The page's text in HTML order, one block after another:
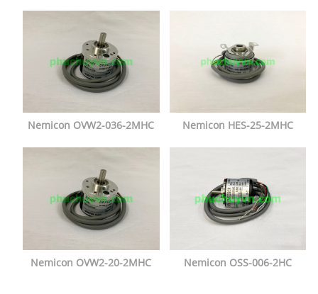
Nemicon OVW2-036-2MHC Nemicon HES-25-2MHC
Nemicon OVW2-20-2MHC Nemicon OSS-006-2HC